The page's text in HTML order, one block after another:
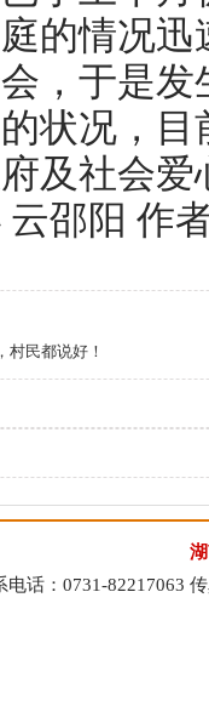
都说好！
湖南省
：0731-82217063 传真：